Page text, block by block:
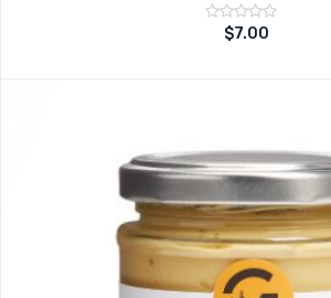
Note
sur
$7.00